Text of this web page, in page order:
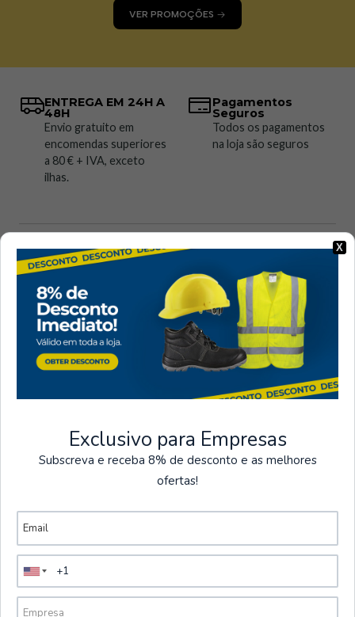
VER PROMOÇÕES
ENTREGA EM 24H A
48H
Envio gratuito em
encomendas superiores
a 80 € + IVA, exceto
ilhas.
Pagamentos
Seguros
Todos os pagamentos
na loja são seguros
Visto recentemente
X
Exclusivo para Empresas
Subscreva e receba 8% de desconto e as melhores
ofertas!